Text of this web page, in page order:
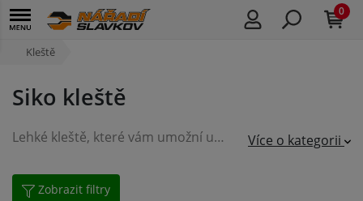
0
Kleště
Siko kleště
Lehké kleště, které vám umožní uchopit i rozměrově větší předměty. Kleště SIKOVKY pro řemeslníky i domácí kutily. Více o kategorii
Zobrazit filtry